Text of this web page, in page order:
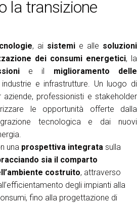
la transizione
, ai sistemi e alle soluzioni
dei consumi energetici, la
e il miglioramento delle
e infrastrutture. Un luogo di
professionisti e stakeholder
le opportunità offerte dalla
tecnologica e dai nuovi
una prospettiva integrata sulla
sia il comparto
costruito, attraverso
degli impianti alla
fino alla progettazione di